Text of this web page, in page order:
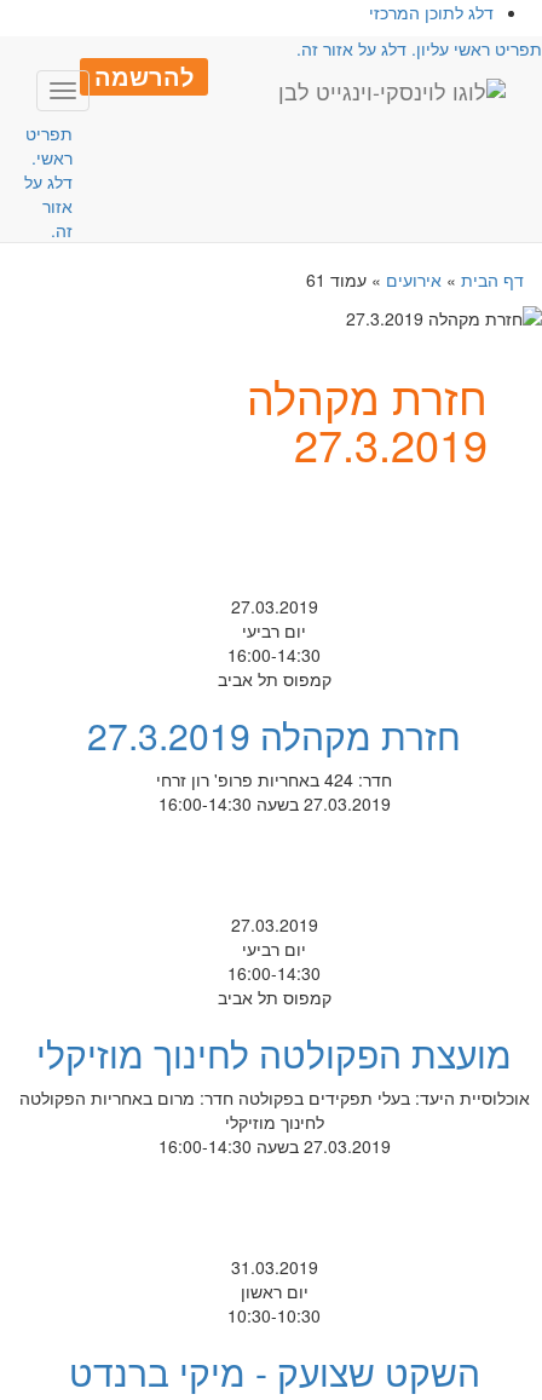
דלג לתוכן המרכזי
ראשי עליון. דלג על אזור זה.
להרשמה
Toggle
תפריט
ראשי.
דלג על
אזור
זה.
דף הבית» אירועים» עמוד 61
חזרת מקהלה
27.3.2019
27.03.2019
יום רביעי
16:00-14:30
קמפוס תל אביב
חזרת מקהלה 27.3.2019
חדר: 424 באחריות פרופ' רון זרחי
27.03.2019 בשעה 16:00-14:30
27.03.2019
יום רביעי
16:00-14:30
קמפוס תל אביב
מועצת הפקולטה לחינוך מוזיקלי
אוכלוסיית היעד: בעלי תפקידים בפקולטה חדר: מרום באחריות הפקולטה
לחינוך מוזיקלי
27.03.2019 בשעה 16:00-14:30
31.03.2019
יום ראשון
10:30-10:30
השקט שצועק - מיקי ברנדט